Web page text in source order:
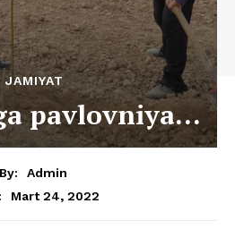
JAMIYAT
pavlovniya…
By:
Admin
Mart 24, 2022